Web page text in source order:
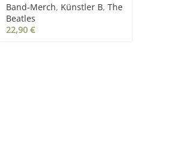
Band-Merch, Künstler B, The
Beatles
22,90 €